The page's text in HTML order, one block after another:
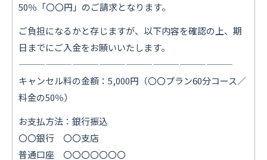
50％「〇〇円」のご請求となります。
ご負担になるかと存じますが、以下内容を確認の上、期
日までにご入金をお願いいたします。
————————————————————————
キャンセル料の金額：5,000円（〇〇プラン60分コース／
料金の50％）
お支払方法：銀行振込
〇〇銀行 〇〇支店
普通口座 〇〇〇〇〇〇〇